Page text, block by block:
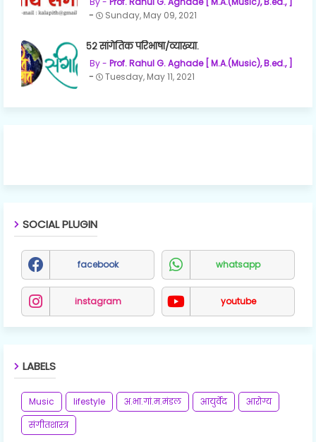
Sunday, May 09, 2021
५२ सांगेतिक परिभाषा/व्याख्या.
Prof. Rahul G. Aghade [ M.A.(Music), B.ed., ]
Tuesday, May 11, 2021
SOCIAL PLUGIN
facebook whatsapp
instagram youtube
LABELS
Music lifestyle अ.भा.गां.म.मंडल आयुर्वेद
आरोग्य
संगीतशास्त्र